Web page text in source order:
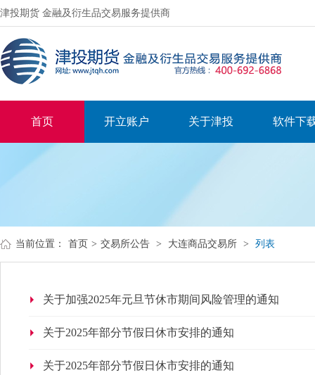
津投期货 金融及衍生品交易服务提供商
首页 开立账户 关于津投 软件下
当前位置： 首页 > 交易所公告 > 大连商品交易所 > 列表
关于加强2025年元旦节休市期间风险管理的通知
关于2025年部分节假日休市安排的通知
关于2025年部分节假日休市安排的通知